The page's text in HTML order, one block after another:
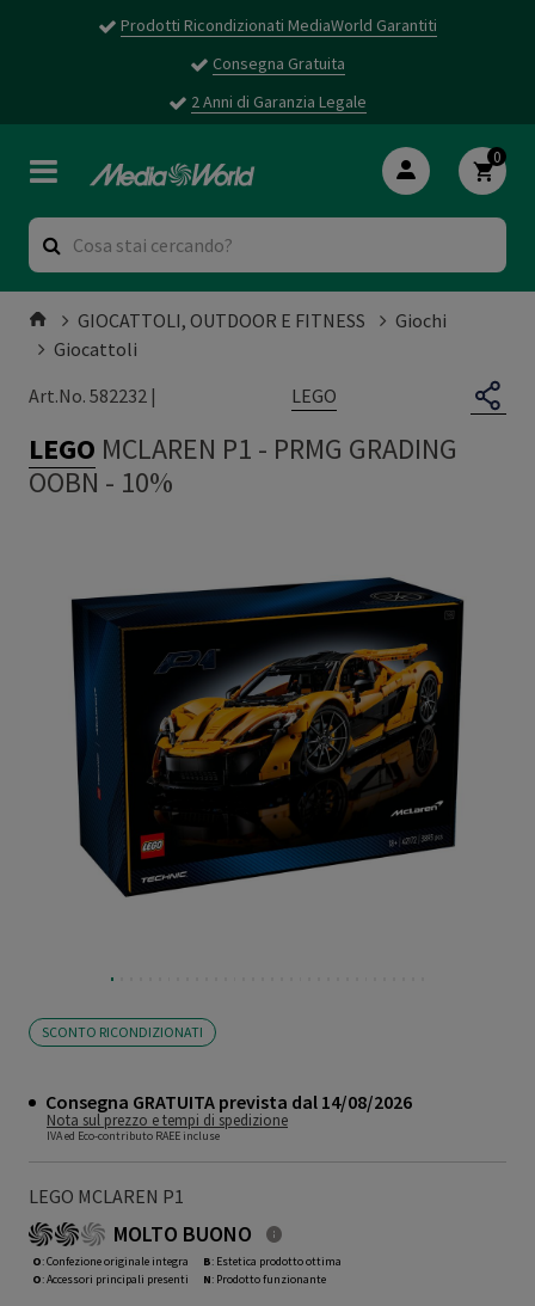
Prodotti Ricondizionati MediaWorld Garantiti
Consegna Gratuita
2 Anni di Garanzia Legale
0
GIOCATTOLI, OUTDOOR E FITNESS
Giochi
Giocattoli
Art.No. 582232 |
LEGO
LEGO MCLAREN P1 - PRMG GRADING
OOBN - 10%
SCONTO RICONDIZIONATI
Consegna GRATUITA prevista dal 14/08/2026
Nota sul prezzo e tempi di spedizione
IVA ed Eco-contributo RAEE incluse
LEGO MCLAREN P1
MOLTO BUONO
O: Confezione originale integra
O: Accessori principali presenti
B: Estetica prodotto ottima
N: Prodotto funzionante